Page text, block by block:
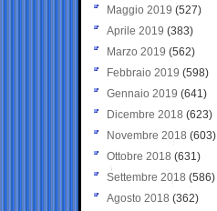
Maggio 2019 (527)
Aprile 2019 (383)
Marzo 2019 (562)
Febbraio 2019 (598)
Gennaio 2019 (641)
Dicembre 2018 (623)
Novembre 2018 (603)
Ottobre 2018 (631)
Settembre 2018 (586)
Agosto 2018 (362)